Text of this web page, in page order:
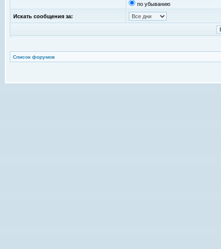
по убыванию
Искать сообщения за:
Список форумов